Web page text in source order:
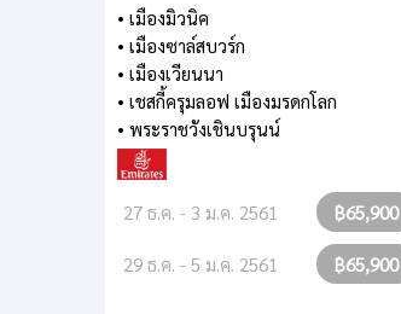
• เมืองมิวนิค
• เมืองซาล์สบวร์ก
• เมืองเวียนนา
• เชสกี้ครุมลอฟ เมืองมรดกโลก
• พระราชวังเชินบรุนน์
27 ธ.ค. - 3 ม.ค. 2561 ฿65,900
29 ธ.ค. - 5 ม.ค. 2561 ฿65,900